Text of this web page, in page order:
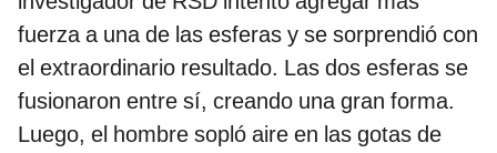
fuerza a una de las esferas y se sorprendió con
el extraordinario resultado. Las dos esferas se
fusionaron entre sí, creando una gran forma.
Luego, el hombre sopló aire en las gotas de